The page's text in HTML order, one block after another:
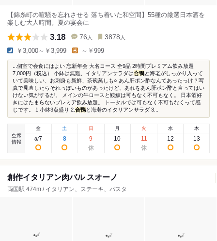
【錦糸町の喧騒を忘れさせる 落ち着いた和空間】55種の厳選日本酒を
楽しむ大人時間。夏の宴会に
3.18 76 人 3878 人
￥3,000～￥3,999 ～￥999
...個室で会食にはよい 忘新年会 大名コース 全9品 2時間プレミアム飲み放題
7,000円（税込） 小鉢は無難、イタリアンサラダは合鴨と海老がしっかり入って
いて美味しい、お刺身も新鮮、茶碗蒸しも○ あん肝ポン酢なんてあったっけ？写
真で見直したらそれっぽいものがあったけど、あれをあん肝ポン酢と言ってはい
けない気がするが。 メインの牛ロースと鮟鱇は可もなく不可もなく。 日本酒好
きにはたまらないプレミア飲み放題。 トータルでは可もなく不可もなくって感
じです。 1.小鉢3点盛り 2. 合鴨と海老のイタリアンサラダ 3...
空席
情報
金
8/7
土
8
日
9
月
10
火
11
水
12
木
13
創作イタリアン肉バル スオーノ
両国駅 474m / イタリアン、ステーキ、パスタ